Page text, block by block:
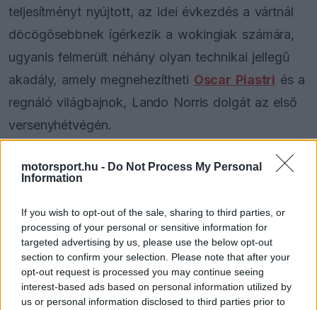
motorsport.hu - Do Not Process My Personal
Information
If you wish to opt-out of the sale, sharing to third parties, or
processing of your personal or sensitive information for
targeted advertising by us, please use the below opt-out
section to confirm your selection. Please note that after your
opt-out request is processed you may continue seeing
interest-based ads based on personal information utilized by
us or personal information disclosed to third parties prior to
teljesítményt nyújtott, az idei évkezdés a vártnál
döcögősebbnek ígérkezik a wokingiak számára,
ugyanis felmerült néhány olyan technikai jellegű
akadály, amely megnehezítheti Oscar Piastri és a
regnáló világbajnok, Lando Norris dolgát az első
versenyhétvégén.
Korai lenne még messzemenő következtetéseket
levonni az erőviszonyokról az új korszak hajnalán,
főleg a bahreini hivatalos tesztek előtt, de a
spanyolországi körözés már adott némi támpontot
a szakértőknek. A McLaren ugyan nem villogott
az eredményjelzőn, ám a csapat számára a
legfontosabb visszajelzés mégis pozitív volt,